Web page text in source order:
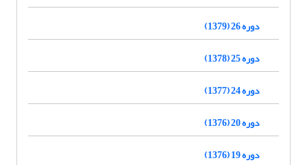
دوره 26 (1379)
دوره 25 (1378)
دوره 24 (1377)
دوره 20 (1376)
دوره 19 (1376)